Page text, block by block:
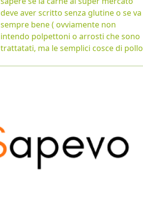
deve aver scritto senza glutine o se va
sempre bene ( ovviamente non
intendo polpettoni o arrosti che sono
trattatati, ma le semplici cosce di pollo